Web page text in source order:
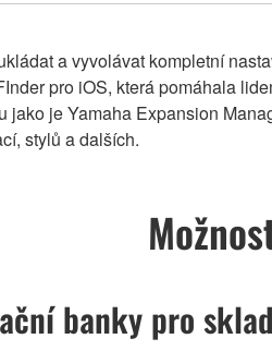
a vyvolávat kompletní
pro iOS, která pomáhala
je Yamaha Expansion
stylů a dalších.
banky pro